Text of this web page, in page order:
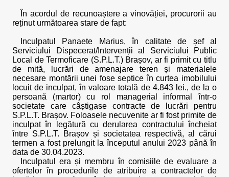
În acordul de recunoaștere a vinovăției, procurorii au
reținut următoarea stare de fapt:
Inculpatul Panaete Marius, în calitate de șef al
Serviciului Dispecerat/Intervenții al Serviciului Public
Local de Termoficare (S.P.L.T.) Brașov, ar fi primit cu titlu
de mită, lucrări de amenajare teren și materialele
necesare montării unei fose septice în curtea imobilului
locuit de inculpat, în valoare totală de 4.843 lei., de la o
persoană (martor) cu rol managerial informal într-o
societate care câștigase contracte de lucrări pentru
S.P.L.T. Brașov. Foloasele necuvenite ar fi fost primite de
inculpat în legătură cu derularea contractului încheiat
între S.P.L.T. Brașov și societatea respectivă, al cărui
termen a fost prelungit la începutul anului 2023 până în
data de 30.04.2023.
Inculpatul era și membru în comisiile de evaluare a
ofertelor în procedurile de atribuire a contractelor de